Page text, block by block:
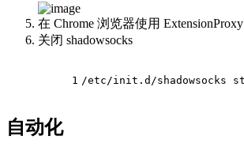
在 Chrome 浏览器使用
关闭 shadowsocks
1 /etc/init.d/shadowsocks
自动化